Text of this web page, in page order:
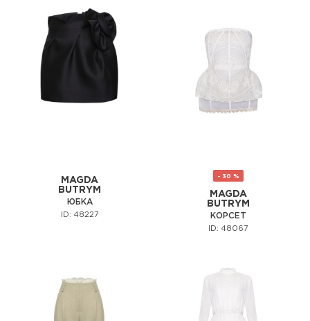
MAGDA
BUTRYM
ЮБКА
ID: 48227
- 30 %
MAGDA
BUTRYM
КОРСЕТ
ID: 48067